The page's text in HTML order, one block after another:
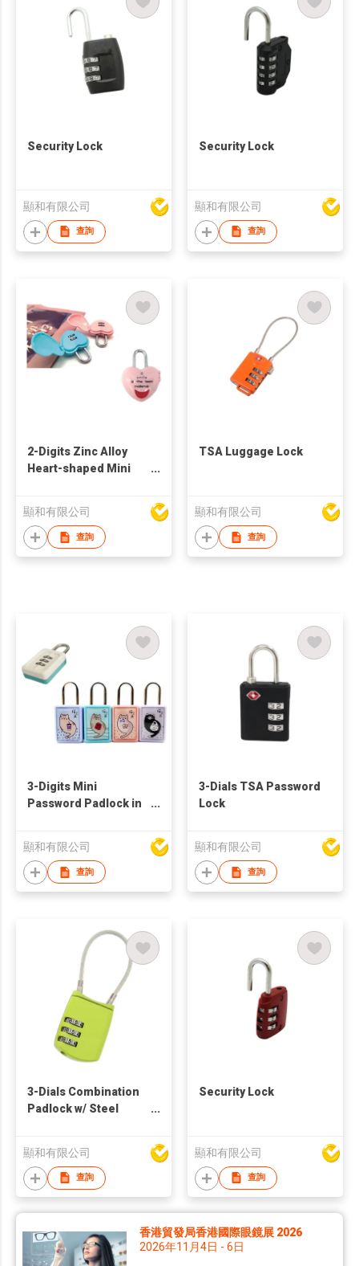
Security Lock
顯和有限公司
查詢
Security Lock
顯和有限公司
查詢
2-Digits Zinc Alloy
Heart-shaped Mini
顯和有限公司
查詢
TSA Luggage Lock
顯和有限公司
查詢
3-Digits Mini
Password Padlock in
顯和有限公司
查詢
3-Dials TSA Password
Lock
顯和有限公司
查詢
3-Dials Combination
Padlock w/ Steel
顯和有限公司
查詢
Security Lock
顯和有限公司
查詢
香港貿發局香港國際眼鏡展 2026
2026年11月4日 - 6日